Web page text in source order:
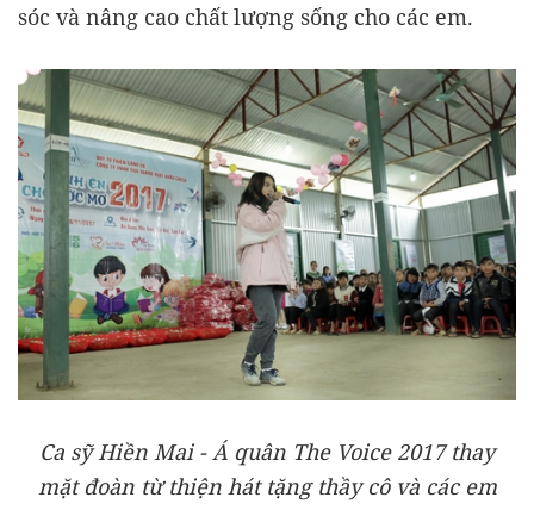
sóc và nâng cao chất lượng sống cho các em.
Ca sỹ Hiền Mai - Á quân The Voice 2017 thay
mặt đoàn từ thiện hát tặng thầy cô và các em